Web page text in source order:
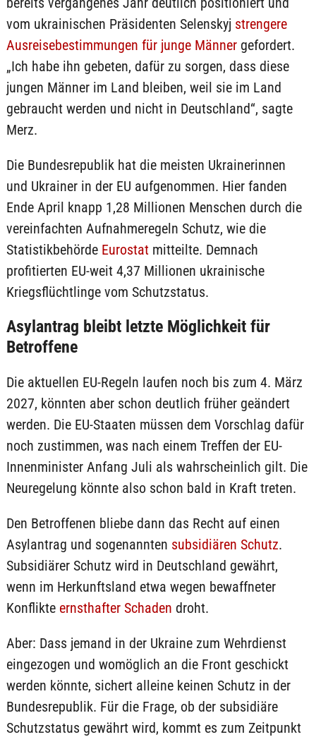
vom ukrainischen Präsidenten Selenskyj strengere
Ausreisebestimmungen für junge Männergefordert.
„Ich habe ihn gebeten, dafür zu sorgen, dass diese
jungen Männer im Land bleiben, weil sie im Land
gebraucht werden und nicht in Deutschland“, sagte
Merz.
Die Bundesrepublik hat die meisten Ukrainerinnen
und Ukrainer in der EU aufgenommen. Hier fanden
Ende April knapp 1,28 Millionen Menschen durch die
vereinfachten Aufnahmeregeln Schutz, wie die
Statistikbehörde Eurostatmitteilte. Demnach
profitierten EU-weit 4,37 Millionen ukrainische
Kriegsflüchtlinge vom Schutzstatus.
Asylantrag bleibt letzte Möglichkeit für
Betroffene
Die aktuellen EU-Regeln laufen noch bis zum 4. März
2027, könnten aber schon deutlich früher geändert
werden. Die EU-Staaten müssen dem Vorschlag dafür
noch zustimmen, was nach einem Treffen der EU-
Innenminister Anfang Juli als wahrscheinlich gilt. Die
Neuregelung könnte also schon bald in Kraft treten.
Den Betroffenen bliebe dann das Recht auf einen
Asylantrag und sogenannten subsidiären Schutz.
Subsidiärer Schutz wird in Deutschland gewährt,
wenn im Herkunftsland etwa wegen bewaffneter
Konflikte ernsthafter Schaden droht.
Aber: Dass jemand in der Ukraine zum Wehrdienst
eingezogen und womöglich an die Front geschickt
werden könnte, sichert alleine keinen Schutz in der
Bundesrepublik. Für die Frage, ob der subsidiäre
Schutzstatus gewährt wird, kommt es zum Zeitpunkt